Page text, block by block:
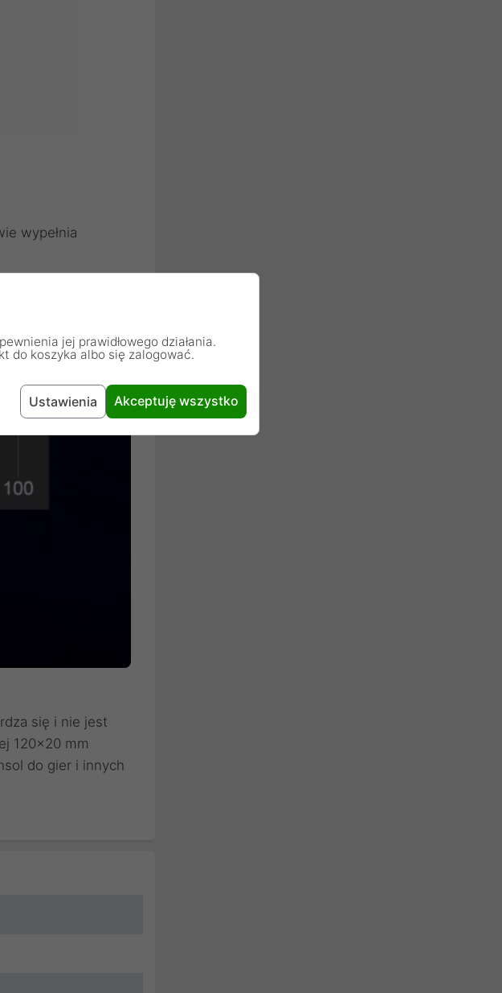
wypełnia
​​się i nie jest
120×20 mm
do gier i innych
jej prawidłowego działania.
do koszyka albo się zalogować.
Ustawienia Akceptuję wszystko